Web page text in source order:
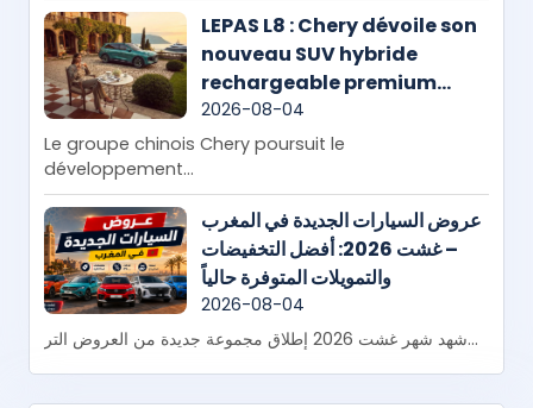
LEPAS L8 : Chery dévoile son
nouveau SUV hybride
rechargeable premium
destiné aux familles
2026-08-04
Le groupe chinois Chery poursuit le
développement...
عروض السيارات الجديدة في المغرب
– غشت 2026: أفضل التخفيضات
والتمويلات المتوفرة حالياً
2026-08-04
شهد شهر غشت 2026 إطلاق مجموعة جديدة من العروض التر...